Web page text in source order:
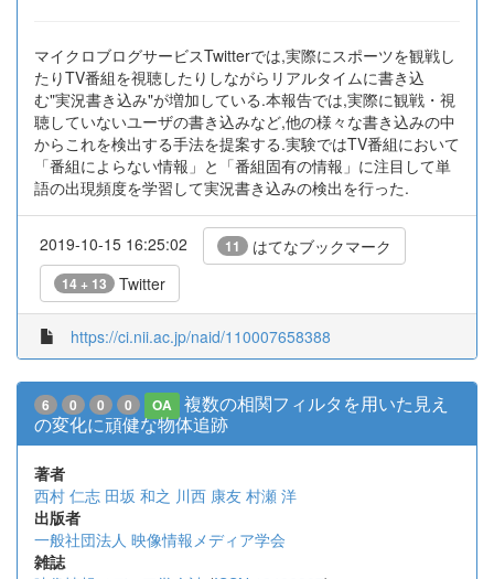
マイクロブログサービスTwitterでは,実際にスポーツを観戦し
たりTV番組を視聴したりしながらリアルタイムに書き込
む"実況書き込み"が増加している.本報告では,実際に観戦・視
聴していないユーザの書き込みなど,他の様々な書き込みの中
からこれを検出する手法を提案する.実験ではTV番組において
「番組によらない情報」と「番組固有の情報」に注目して単
語の出現頻度を学習して実況書き込みの検出を行った.
2019-10-15 16:25:02 11 はてなブックマーク
14 + 13 Twitter
https://ci.nii.ac.jp/naid/110007658388
6 0 0 0 OA
複数の相関フィルタを用いた見え
の変化に頑健な物体追跡
著者
西村 仁志 田坂 和之 川西 康友 村瀬 洋
出版者
一般社団法人 映像情報メディア学会
雑誌